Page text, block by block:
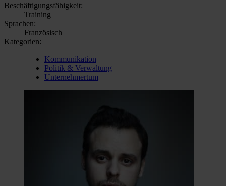
Beschäftigungsfähigkeit:
Training
Sprachen:
Französisch
Kategorien:
Kommunikation
Politik & Verwaltung
Unternehmertum